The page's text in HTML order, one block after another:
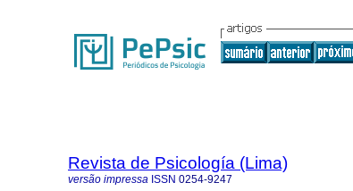
Revista de Psicología (Lima)
versão impressa ISSN 0254-9247